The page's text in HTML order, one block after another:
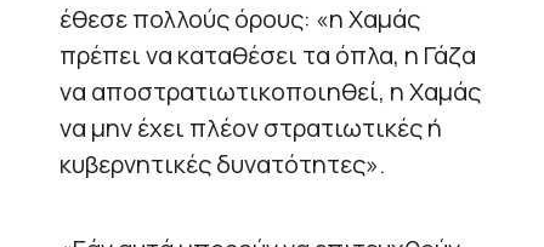
έθεσε πολλούς όρους: «η Χαμάς
πρέπει να καταθέσει τα όπλα, η Γάζα
να αποστρατιωτικοποιηθεί, η Χαμάς
να μην έχει πλέον στρατιωτικές ή
κυβερνητικές δυνατότητες».